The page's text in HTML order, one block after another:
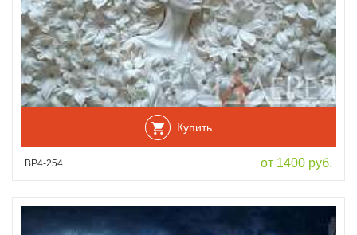
Купить
ВР4-254 от 1400 руб.